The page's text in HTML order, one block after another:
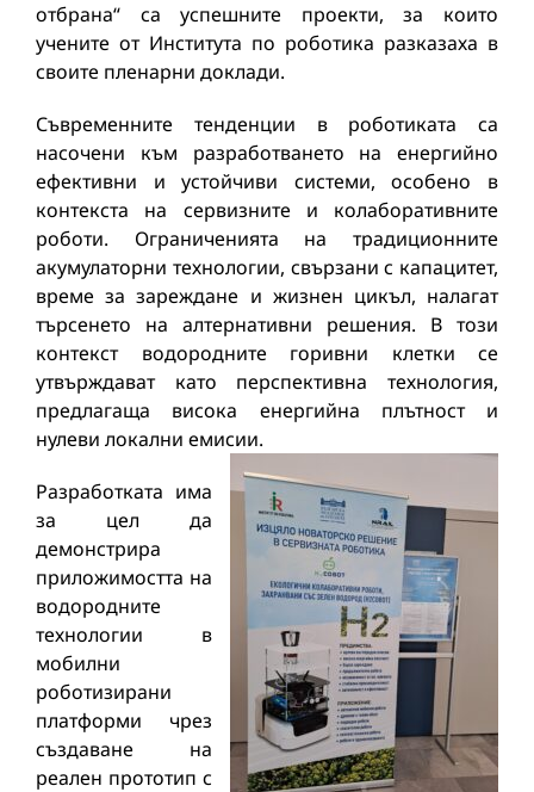
отбрана“ са успешните проекти, за които
учените от Института по роботика разказаха в
своите пленарни доклади.
Съвременните тенденции в роботиката са
насочени към разработването на енергийно
ефективни и устойчиви системи, особено в
контекста на сервизните и колаборативните
роботи. Ограниченията на традиционните
акумулаторни технологии, свързани с капацитет,
време за зареждане и жизнен цикъл, налагат
търсенето на алтернативни решения. В този
контекст водородните горивни клетки се
утвърждават като перспективна технология,
предлагаща висока енергийна плътност и
нулеви локални емисии.
Разработката има
за цел да
демонстрира
приложимостта на
водородните
технологии в
мобилни
роботизирани
платформи чрез
създаване на
реален прототип с